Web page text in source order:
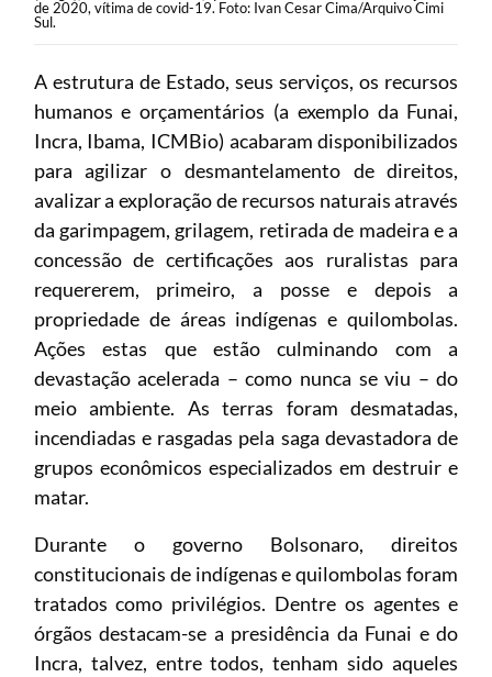
de 2020, vítima de covid-19. Foto: Ivan Cesar Cima/Arquivo Cimi
Sul.
A estrutura de Estado, seus serviços, os recursos
humanos e orçamentários (a exemplo da Funai,
Incra, Ibama, ICMBio) acabaram disponibilizados
para agilizar o desmantelamento de direitos,
avalizar a exploração de recursos naturais através
da garimpagem, grilagem, retirada de madeira e a
concessão de certificações aos ruralistas para
requererem, primeiro, a posse e depois a
propriedade de áreas indígenas e quilombolas.
Ações estas que estão culminando com a
devastação acelerada – como nunca se viu – do
meio ambiente. As terras foram desmatadas,
incendiadas e rasgadas pela saga devastadora de
grupos econômicos especializados em destruir e
matar.
Durante o governo Bolsonaro, direitos
constitucionais de indígenas e quilombolas foram
tratados como privilégios. Dentre os agentes e
órgãos destacam-se a presidência da Funai e do
Incra, talvez, entre todos, tenham sido aqueles